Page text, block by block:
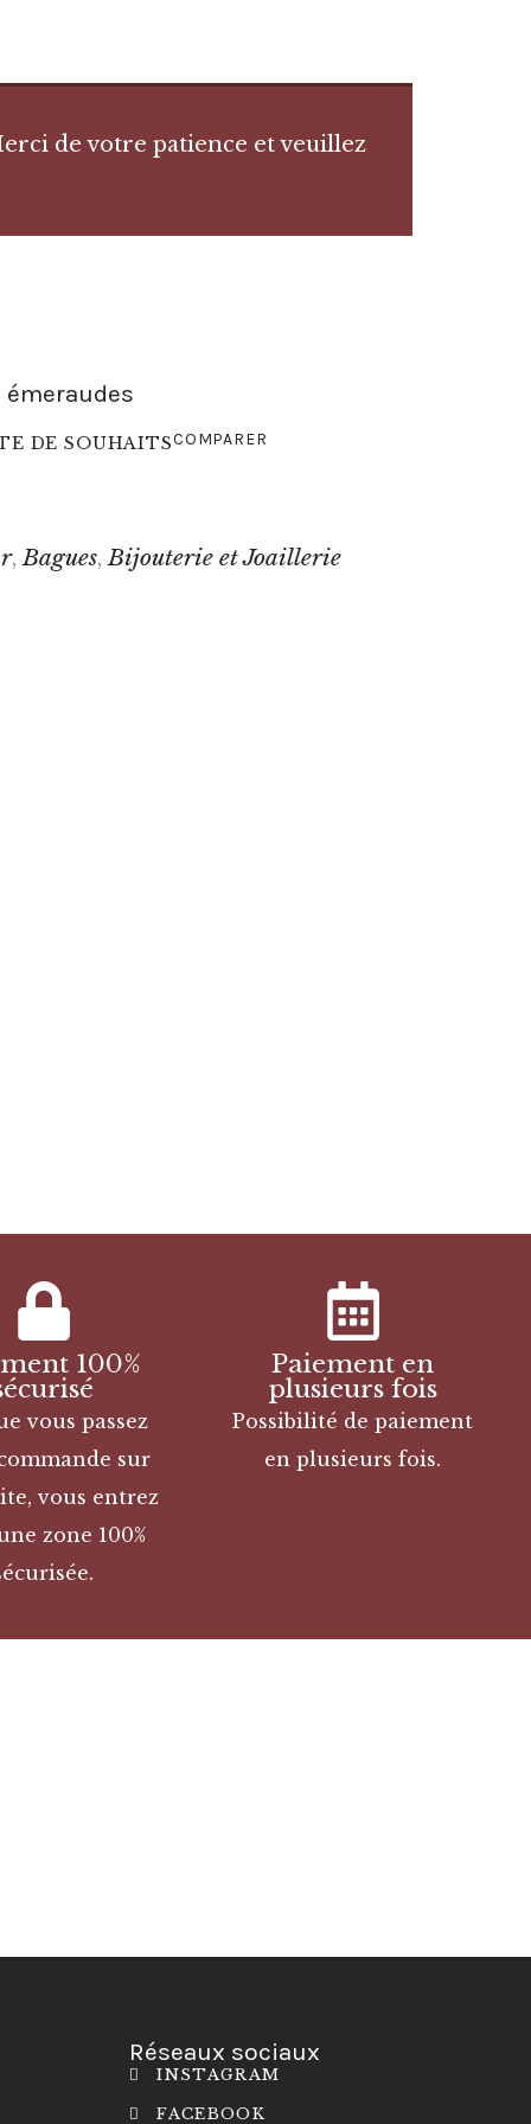
de votre patience et veuillez
émeraudes
DE SOUHAITSCOMPARER
,Bagues,Bijouterie et Joaillerie
100%
vous passez
sur
vous entrez
zone 100%
Paiement en
plusieurs fois
Possibilité de paiement
en plusieurs fois.
Réseaux sociaux
INSTAGRAM
FACEBOOK